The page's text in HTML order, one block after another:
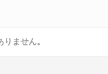
ません。